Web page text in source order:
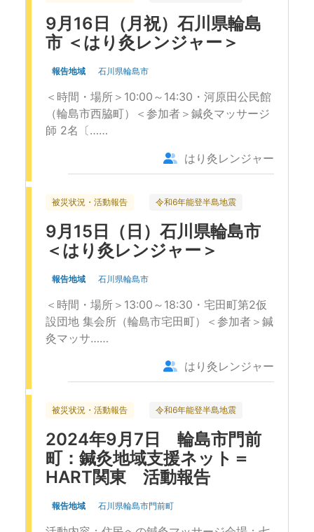
9月16日（月祝）石川県輪島
市 ＜はり灸レンジャー＞
報告地域 石川県輪島市
＜時間・場所＞10:00～14:30・河原田公民館
（輪島市西脇町）＜参加者＞鍼灸マッサージ
師 2名〔……
はり灸レンジャー
被災状況・活動報告 令和6年能登半島地震
9月15日（日）石川県輪島市
＜はり灸レンジャー＞
報告地域 石川県輪島市
＜時間・場所＞13:00～18:30・宅田町第2仮
設団地 集会所（輪島市宅田町）＜参加者＞鍼
灸マッサ……
はり灸レンジャー
被災状況・活動報告 令和6年能登半島地震
2024年9月7日 輪島市門前
町：鍼灸地域支援ネット＝
HART関東 活動報告
報告地域 石川県輪島市門前町